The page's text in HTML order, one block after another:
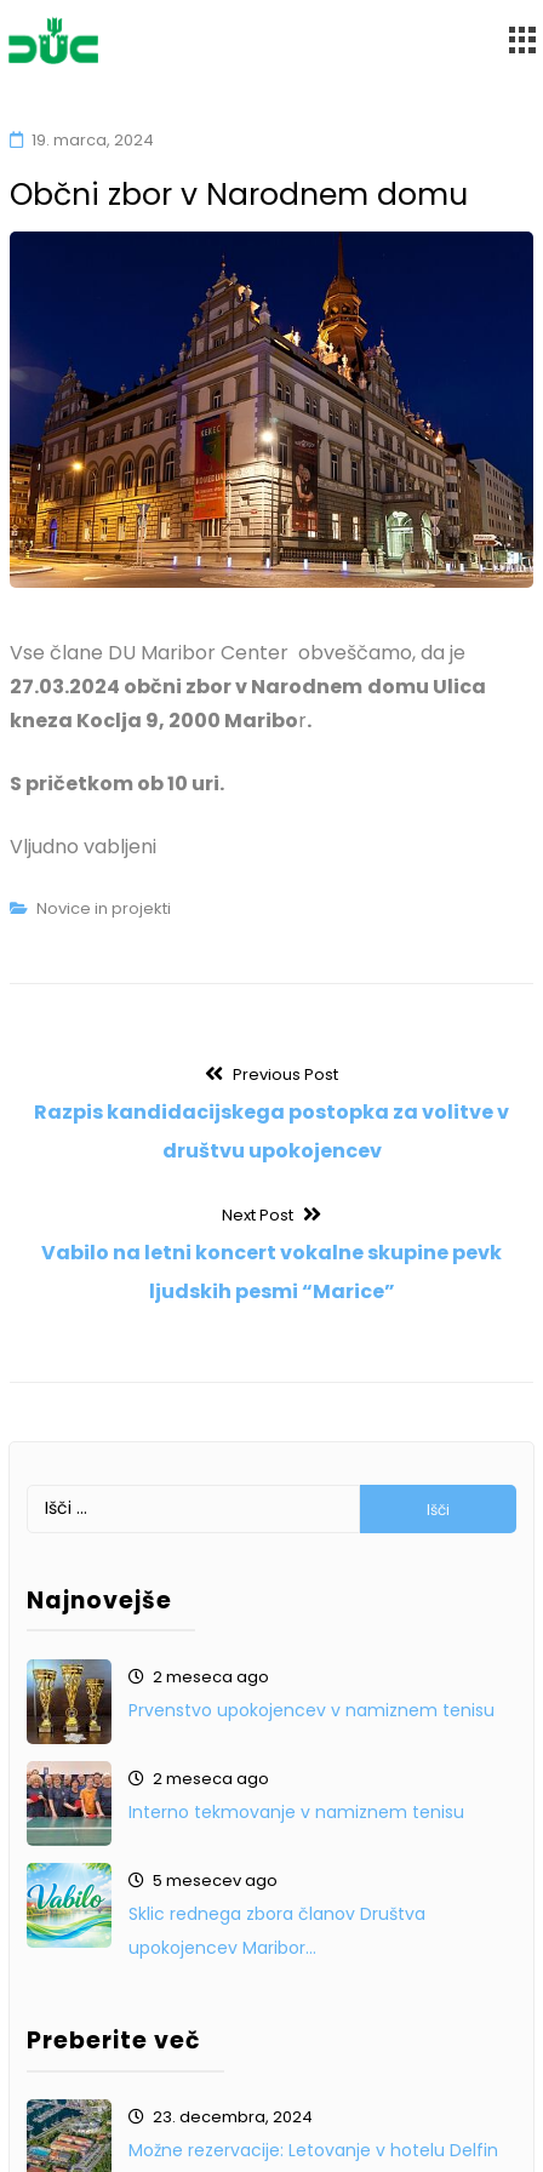
to
Društvo upokojencev Maribor-Center
19. marca, 2024
Občni zbor v Narodnem domu
Vse člane DU Maribor Center obveščamo, da je
27.03.2024 občni zbor v Narodnem domu Ulica
kneza Koclja 9, 2000 Maribor.
S pričetkom ob 10 uri.
Vljudno vabljeni
Novice in projekti
prispevka
Previous PostPrevious
post:
Razpis kandidacijskega postopka za volitve v
društvu upokojencev
Next Post
Next
post:
Vabilo na letni koncert vokalne skupine pevk
ljudskih pesmi “Marice”
Najnovejše
2 meseca ago
Prvenstvo upokojencev v namiznem tenisu
2 meseca ago
Interno tekmovanje v namiznem tenisu
5 mesecev ago
Sklic rednega zbora članov Društva
upokojencev Maribor…
Preberite več
23. decembra, 2024
Možne rezervacije: Letovanje v hotelu Delfin